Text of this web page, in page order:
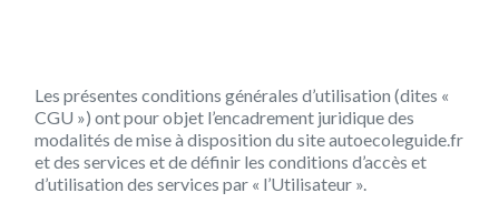
Les présentes conditions générales d’utilisation (dites «
CGU ») ont pour objet l’encadrement juridique des
modalités de mise à disposition du site autoecoleguide.fr
et des services et de définir les conditions d’accès et
d’utilisation des services par « l’Utilisateur ».